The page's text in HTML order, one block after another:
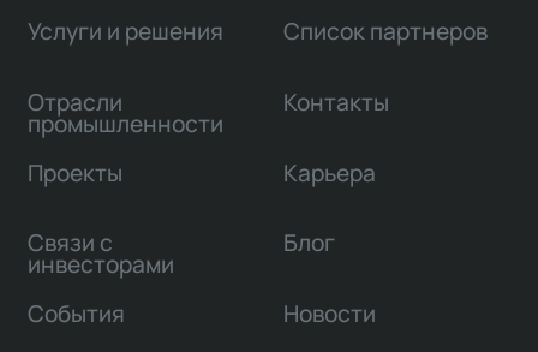
Услуги и решения
Отрасли
промышленности
Проекты
Связи с
инвесторами
Список партнеров
Контакты
Карьера
Блог
События Новости